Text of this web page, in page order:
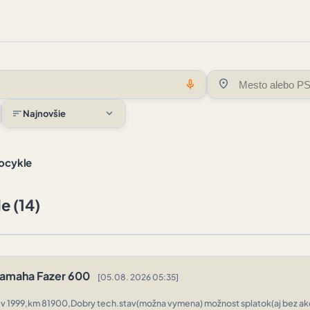
mic location_on
sortNajnovšie expand_more
(14)
Fazer 600 [05.08. 2026 05:35]
1999,km 81900,Dobry tech.stav(možna vymena) možnost splatok(aj bez